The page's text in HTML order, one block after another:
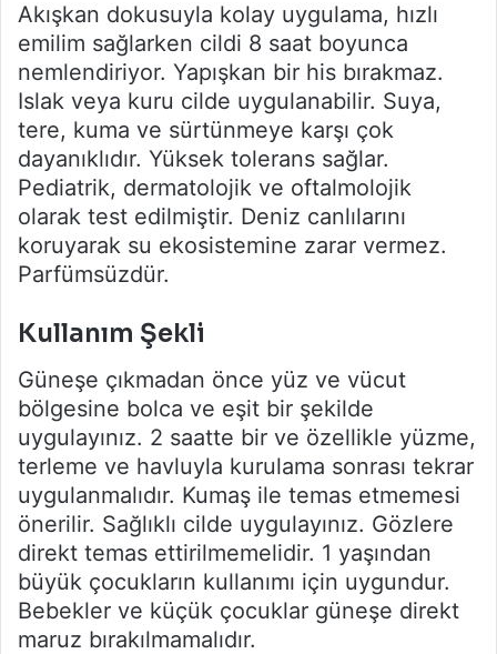
Akışkan dokusuyla kolay uygulama, hızlı
emilim sağlarken cildi 8 saat boyunca
nemlendiriyor. Yapışkan bir his bırakmaz.
Islak veya kuru cilde uygulanabilir. Suya,
tere, kuma ve sürtünmeye karşı çok
dayanıklıdır. Yüksek tolerans sağlar.
Pediatrik, dermatolojik ve oftalmolojik
olarak test edilmiştir. Deniz canlılarını
koruyarak su ekosistemine zarar vermez.
Parfümsüzdür.
Kullanım Şekli
Güneşe çıkmadan önce yüz ve vücut
bölgesine bolca ve eşit bir şekilde
uygulayınız. 2 saatte bir ve özellikle yüzme,
terleme ve havluyla kurulama sonrası tekrar
uygulanmalıdır. Kumaş ile temas etmemesi
önerilir. Sağlıklı cilde uygulayınız. Gözlere
direkt temas ettirilmemelidir. 1 yaşından
büyük çocukların kullanımı için uygundur.
Bebekler ve küçük çocuklar güneşe direkt
maruz bırakılmamalıdır.